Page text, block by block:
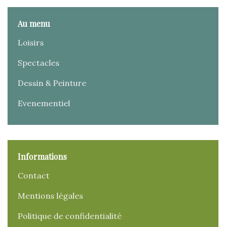
Au menu
Loisirs
Spectacles
Dessin & Peinture
Evenementiel
Informations
Contact
Mentions légales
Politique de confidentialité